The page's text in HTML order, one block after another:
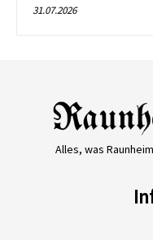
31.07.2026
Alles, was